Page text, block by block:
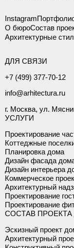
Instagram
О бюроСостав
Архитектурные
ДЛЯ СВЯЗИ
+7 (499) 377-70-12
info@arhitectura.ru
г. Москва, ул.
УСЛУГИ
Проектирование
Коттеджные
Планировка дома
Дизайн фасада
Дизайн интерьера
Коммерческое
Архитектурный
Проектирование
Проектирование
СОСТАВ
Эскизный проект
Архитектурный